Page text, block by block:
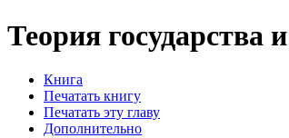
Теория государства
Книга
Печатать книгу
Печатать эту главу
Дополнительно